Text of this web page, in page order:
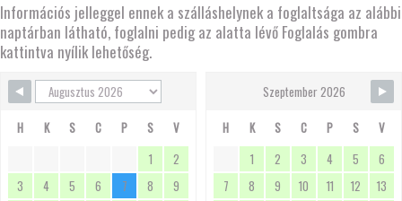
Információs jelleggel ennek a szálláshelynek a foglaltsága az alábbi
naptárban látható, foglalni pedig az alatta lévő Foglalás gombra
kattintva nyílik lehetőség.
H K S C P S
V
1
2
3
4 5 6 7 8 9
Szeptember 2026
H
K S C P S
V
1
2 3 4 5
6
7
8 9 10 11 12 13